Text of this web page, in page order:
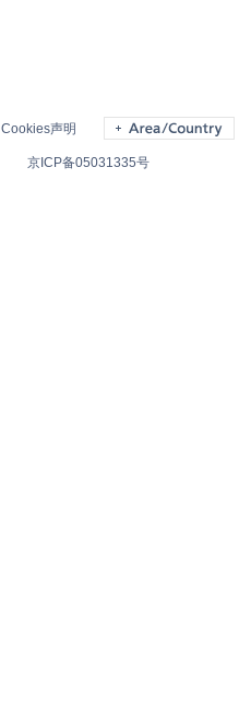
Cookies声明
京ICP备05031335号